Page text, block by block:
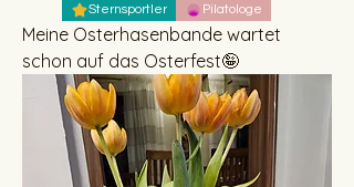
Sternsportler Pilatologe
Meine Osterhasenbande wartet
schon auf das Osterfest🤪